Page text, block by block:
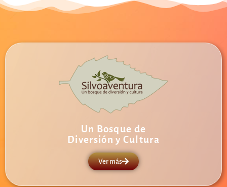
Un Bosque de
Diversión y Cultura
Ver más